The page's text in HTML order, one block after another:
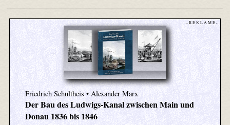
- R E K L A M E -
Friedrich Schultheis • Alexander Marx
Der Bau des Ludwigs-Kanal zwischen Main und
Donau 1836 bis 1846